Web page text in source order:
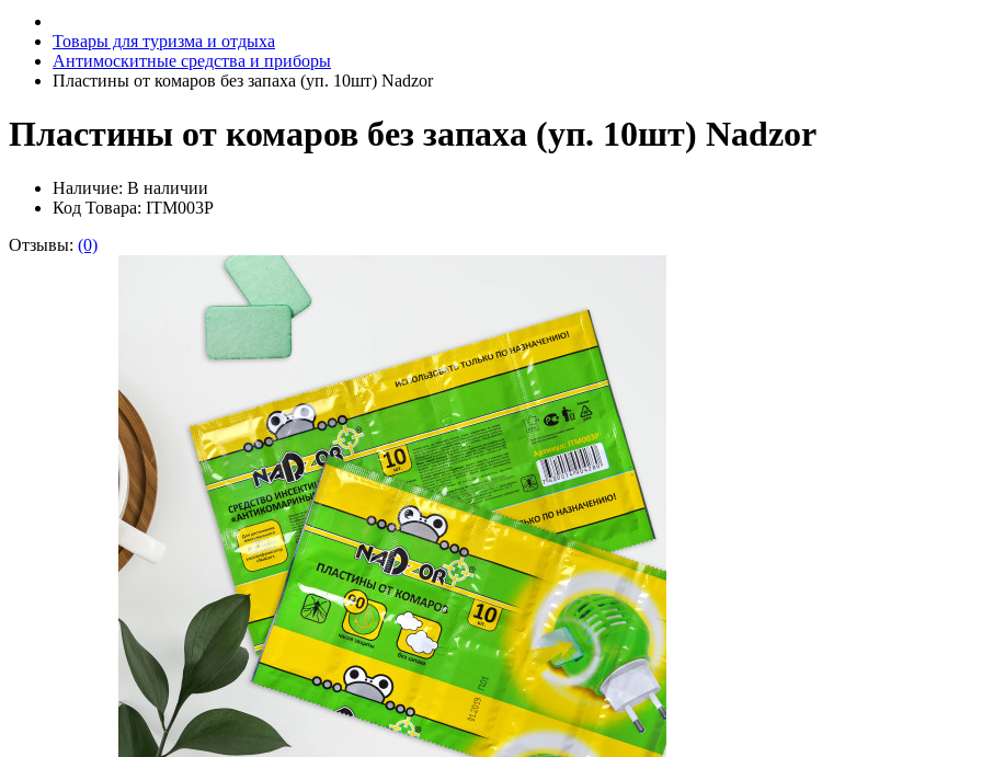
Товары для туризма и отдыха
Антимоскитные средства и приборы
Пластины от комаров без запаха (уп. 10шт) Nadzor
Пластины от комаров без запаха (уп. 10шт) Nadzor
Наличие: В наличии
Код Товара: ITM003P
Отзывы: (0)